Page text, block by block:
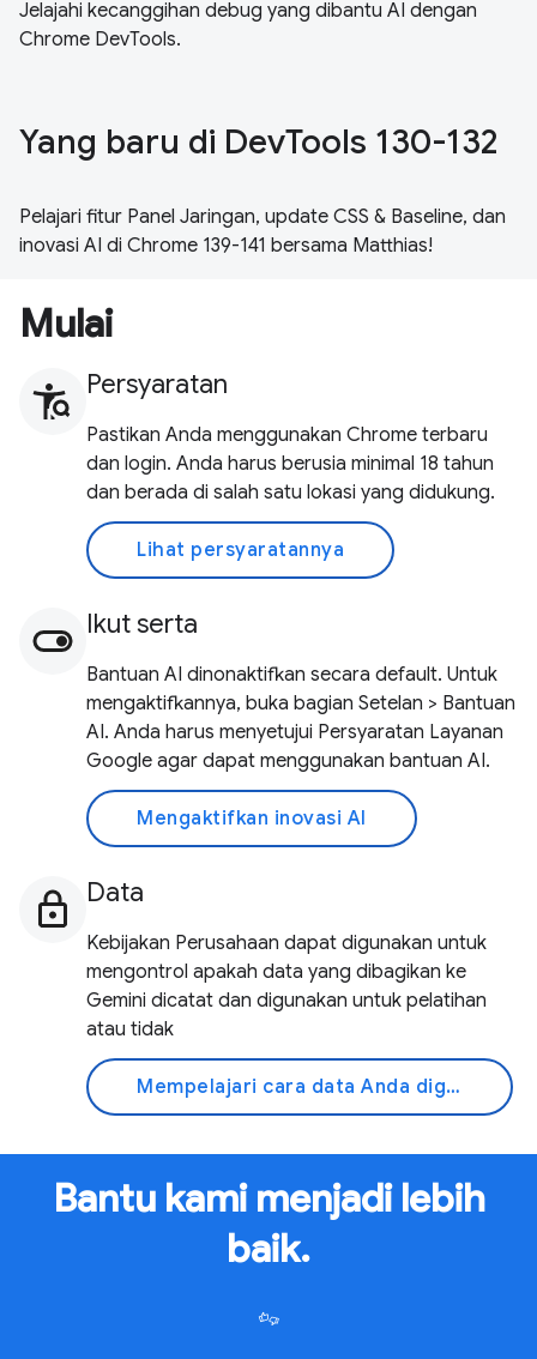
Jelajahi kecanggihan debug yang dibantu AI dengan
Chrome DevTools.
Yang baru di DevTools 130-132
Pelajari fitur Panel Jaringan, update CSS & Baseline, dan
inovasi AI di Chrome 139-141 bersama Matthias!
Mulai
Persyaratan
Pastikan Anda menggunakan Chrome terbaru
dan login. Anda harus berusia minimal 18 tahun
dan berada di salah satu lokasi yang didukung.
Lihat persyaratannya
Ikut serta
Bantuan AI dinonaktifkan secara default. Untuk
mengaktifkannya, buka bagian Setelan > Bantuan
AI. Anda harus menyetujui Persyaratan Layanan
Google agar dapat menggunakan bantuan AI.
Mengaktifkan inovasi AI
Data
Kebijakan Perusahaan dapat digunakan untuk
mengontrol apakah data yang dibagikan ke
Gemini dicatat dan digunakan untuk pelatihan
atau tidak
Mempelajari cara data Anda digunakan
Bantu kami menjadi lebih
baik.